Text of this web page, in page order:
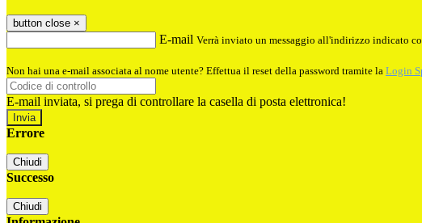
button close ×
E-mail Verrà inviato un messaggio all'indirizzo indicato
Non hai una e-mail associata al nome utente? Effettua il reset della password tramite la Login
E-mail inviata, si prega di controllare la casella di posta elettronica!
Errore
Chiudi
Successo
Chiudi